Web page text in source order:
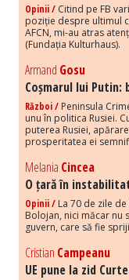
Opinii / Citind pe FB
poziție despre ultimul
AFCN, mi-au atras
(Fundația Kulturhaus).
Armand Gosu
Coșmarul lui Putin:
Război / Peninsula
unu în politica Rusiei.
puterea Rusiei,
prosperitatea ei
Melania Cincea
O țară în
Opinii / La 70 de zile
Bolojan, nici măcar nu
guvern, care să fie
Cristian Campeanu
UE pune la zid